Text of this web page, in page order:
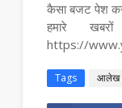
कैसा बजट पेश
हमारे
https://
Tags आलेख